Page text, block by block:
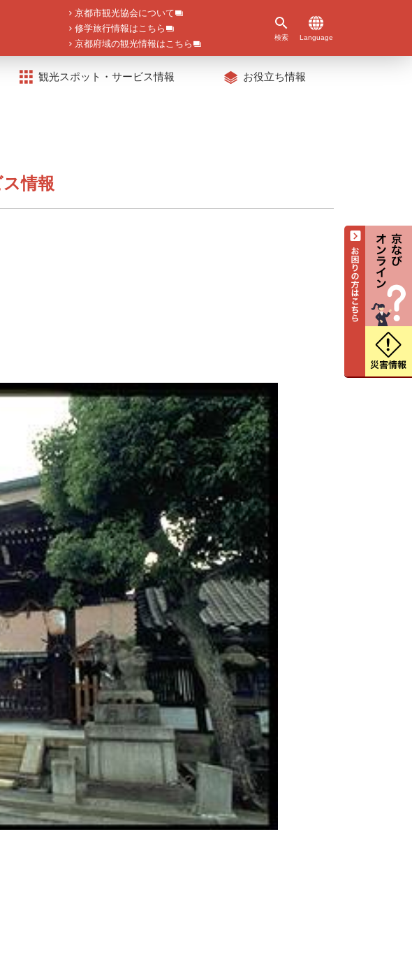
京都市観光協会について
修学旅行情報はこちら
京都府域の観光情報はこちら
検索 Language
観光スポット・サービス情報 お役立ち情報
情報